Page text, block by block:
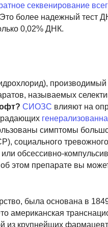
секвенирование
более надежный тест
0,02% ДНК.
называемых
СИОЗС влияют на
симптомы
социального
обсессивно-
этом препарате вы
была основана в
американская
из крупнейших